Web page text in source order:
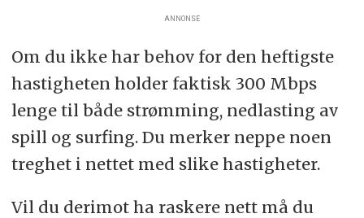
ANNONSE
Om du ikke har behov for den heftigste
hastigheten holder faktisk 300 Mbps
lenge til både strømming, nedlasting av
spill og surfing. Du merker neppe noen
treghet i nettet med slike hastigheter.
Vil du derimot ha raskere nett må du